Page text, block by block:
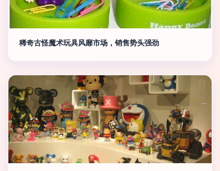
稀奇古怪魔术玩具风靡市场，销售势头强劲